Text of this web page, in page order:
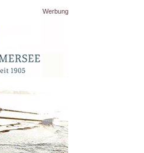
Werbung